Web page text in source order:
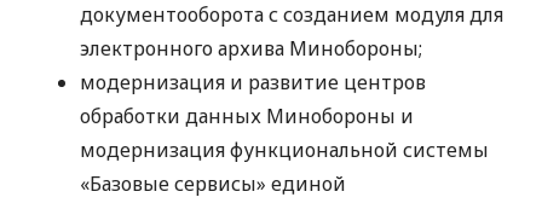
документооборота с созданием модуля для
электронного архива Минобороны;
модернизация и развитие центров
обработки данных Минобороны и
модернизация функциональной системы
«Базовые сервисы» единой